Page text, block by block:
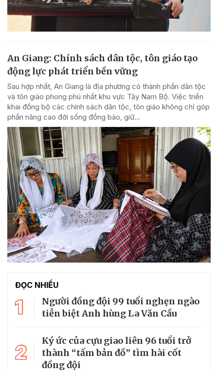
An Giang: Chính sách dân tộc, tôn giáo tạo
động lực phát triển bền vững
Sau hợp nhất, An Giang là địa phương có thành phần dân tộc
và tôn giáo phong phú nhất khu vực Tây Nam Bộ. Việc triển
khai đồng bộ các chính sách dân tộc, tôn giáo không chỉ góp
phần nâng cao đời sống đồng bào, giữ...
ĐỌC NHIỀU
1
Người đồng đội 99 tuổi nghẹn ngào
tiễn biệt Anh hùng La Văn Cầu
2
Ký ức của cựu giao liên 96 tuổi trở
thành “tấm bản đồ” tìm hài cốt
đồng đội